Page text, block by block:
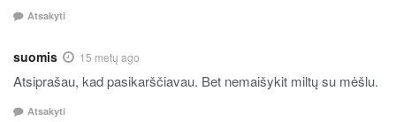
Atsakyti
suomis 15 metų ago
Atsiprašau, kad pasikarščiavau. Bet nemaišykit miltų su mėšlu.
Atsakyti